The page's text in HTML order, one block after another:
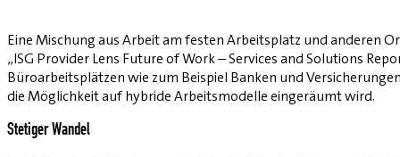
Eine Mischung aus Arbeit am festen Arbeitsplatz und anderen
„ISG Provider Lens Future of Work – Services and Solutions
Büroarbeitsplätzen wie zum Beispiel Banken und
die Möglichkeit auf hybride Arbeitsmodelle eingeräumt wird.
Stetiger Wandel